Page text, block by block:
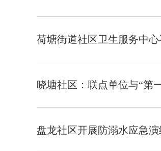
荷塘街道社区卫生服务中
晓塘社区：联点单位与“第
盘龙社区开展防溺水应急